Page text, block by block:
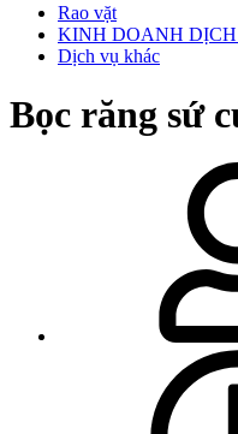
Rao vặt
KINH DOANH
Dịch vụ khác
Bọc răng sứ